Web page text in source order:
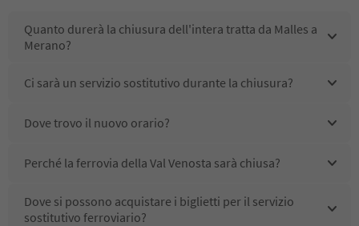
Quanto durerà la chiusura dell'intera tratta da Malles a
Merano?
Ci sarà un servizio sostitutivo durante la chiusura?
Dove trovo il nuovo orario?
Perché la ferrovia della Val Venosta sarà chiusa?
Dove si possono acquistare i biglietti per il servizio
sostitutivo ferroviario?